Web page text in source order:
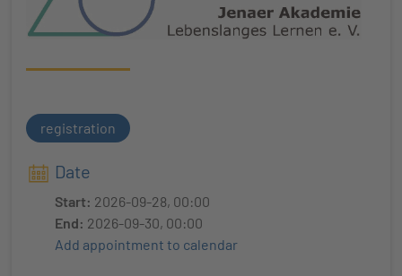
registration
Date
Start: 2026-09-28, 00:00
End: 2026-09-30, 00:00
Add appointment to calendar